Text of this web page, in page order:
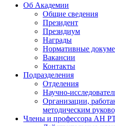
Об Академии
Общие сведения
Президент
Президиум
Награды
Нормативные
Вакансии
Контакты
Подразделения
Отделения
Научно-
Организации,
методическим
Члены и профессора АН